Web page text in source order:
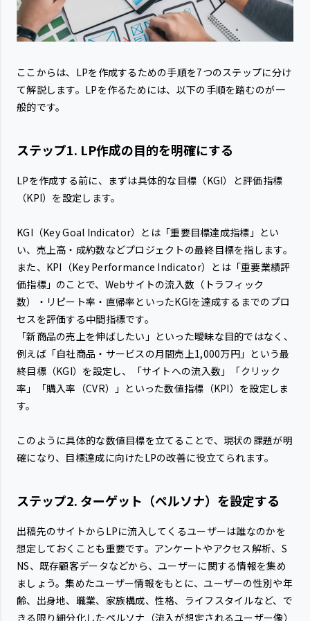
ここからは、LPを作成するための手順を7つのステップに分け
て解説します。LPを作るためには、以下の手順を踏むのが一
般的です。
ステップ1. LP作成の目的を明確にする
LPを作成する前に、まずは具体的な目標（KGI）と評価指標
（KPI）を設定します。
KGI（Key Goal Indicator）とは「重要目標達成指標」とい
い、売上高・成約数などプロジェクトの最終目標を指します。
また、KPI（Key Performance Indicator）とは「重要業績評
価指標」のことで、Webサイトの流入数（トラフィック
数）・リピート率・直帰率といったKGIを達成するまでのプロ
セスを評価する中間指標です。
「新商品の売上を伸ばしたい」といった曖昧な目的ではなく、
例えば「自社商品・サービスの月間売上1,000万円」という最
終目標（KGI）を設定し、「サイトへの流入数」「クリック
率」「購入率（CVR）」といった数値指標（KPI）を設定しま
す。
このように具体的な数値目標を立てることで、現状の課題が明
確になり、目標達成に向けたLPの改善に役立てられます。
ステップ2. ターゲット（ペルソナ）を設定する
出稿先のサイトからLPに流入してくるユーザーは誰なのかを
想定しておくことも重要です。アンケートやアクセス解析、S
NS、既存顧客データなどから、ユーザーに関する情報を集め
ましょう。集めたユーザー情報をもとに、ユーザーの性別や年
齢、出身地、職業、家族構成、性格、ライフスタイルなど、で
きる限り細分化したペルソナ（流入が想定されるユーザー像）